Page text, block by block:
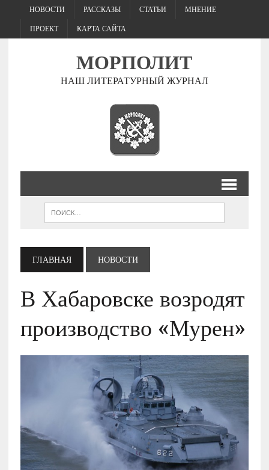
НОВОСТИ РАССКАЗЫ СТАТЬИ МНЕНИЕ
ПРОЕКТ КАРТА САЙТА
МОРПОЛИТ
НАШ ЛИТЕРАТУРНЫЙ ЖУРНАЛ
ГЛАВНАЯ НОВОСТИ
В Хабаровске возродят
производство «Мурен»